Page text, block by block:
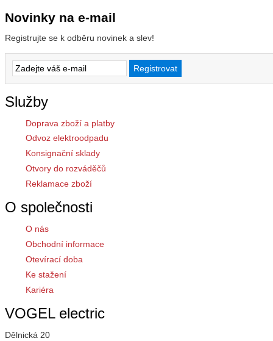
Novinky na e-mail
Registrujte se k odběru novinek a slev!
Služby
Doprava zboží a platby
Odvoz elektroodpadu
Konsignační sklady
Otvory do rozváděčů
Reklamace zboží
O společnosti
O nás
Obchodní informace
Otevírací doba
Ke stažení
Kariéra
VOGEL electric
Dělnická 20